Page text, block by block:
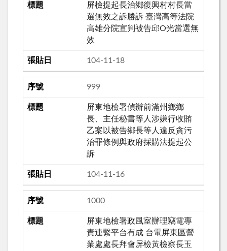
屏檢提起長治鄉復興村村長當
選無效之訴勝訴 臺灣高等法院
高雄分院宣判被告邱O光當選無
效
104-11-18
999
屏東地檢署偵辦前滿州鄉鄉
長、主任秘書等人涉嫌行收賄
乙案以被告鄉長等人違反貪污
治罪條例與政府採購法提起公
訴
104-11-16
1000
屏東地檢署政風室辦理竊電專
責連繫平台有成 台電屏東區營
業處處長拜會屏檢黃檢察長玉